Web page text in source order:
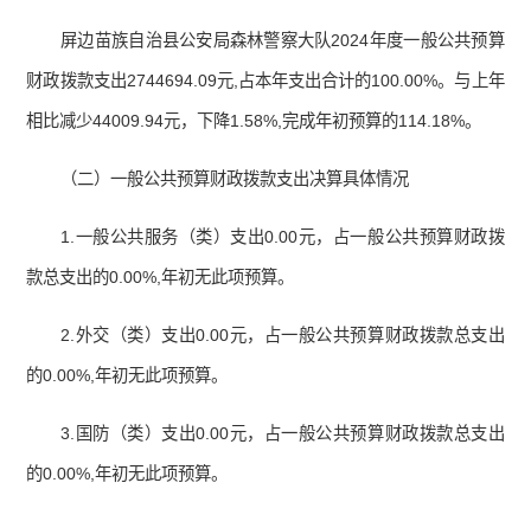
屏边苗族自治县公安局森林警察大队2024年度一般公共预算
财政拨款支出2744694.09元,占本年支出合计的100.00%。与上年
相比减少44009.94元，下降1.58%,完成年初预算的114.18%。
（二）一般公共预算财政拨款支出决算具体情况
1.一般公共服务（类）支出0.00元，占一般公共预算财政拨
款总支出的0.00%,年初无此项预算。
2.外交（类）支出0.00元，占一般公共预算财政拨款总支出
的0.00%,年初无此项预算。
3.国防（类）支出0.00元，占一般公共预算财政拨款总支出
的0.00%,年初无此项预算。